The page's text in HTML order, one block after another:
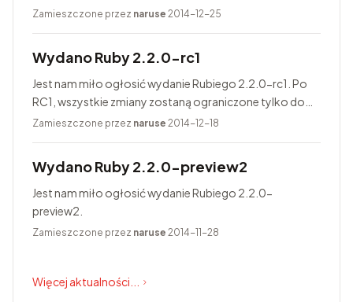
Zamieszczone przez naruse 2014-12-25
Wydano Ruby 2.2.0-rc1
Jest nam miło ogłosić wydanie Rubiego 2.2.0-rc1. Po
RC1, wszystkie zmiany zostaną ograniczone tylko do
poprawiania błędów. Finalne wydanie Rubiego 2.2.0
Zamieszczone przez naruse 2014-12-18
Wydano Ruby 2.2.0-preview2
Jest nam miło ogłosić wydanie Rubiego 2.2.0-
preview2.
Zamieszczone przez naruse 2014-11-28
Więcej aktualności...